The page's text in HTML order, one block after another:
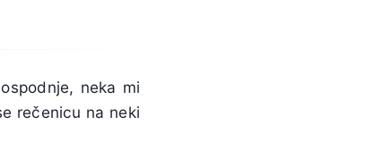
neka mi
rečenicu na neki